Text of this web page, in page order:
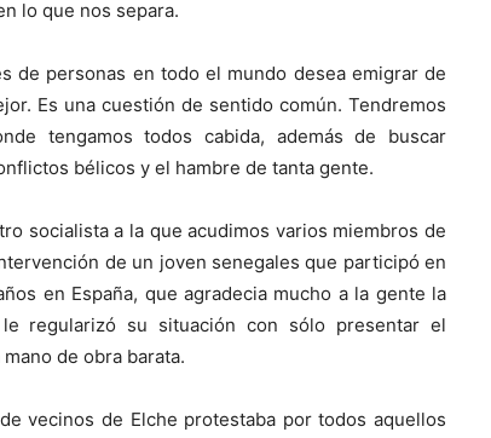
lo que nos separa.
de personas en todo el mundo desea emigrar de
Es una cuestión de sentido común. Tendremos
tengamos todos cabida, además de buscar
bélicos y el hambre de tanta gente.
socialista a la que acudimos varios miembros de
de un joven senegales que participó en
en España, que agradecia mucho a la gente la
regularizó su situación con sólo presentar el
de obra barata.
vecinos de Elche protestaba por todos aquellos